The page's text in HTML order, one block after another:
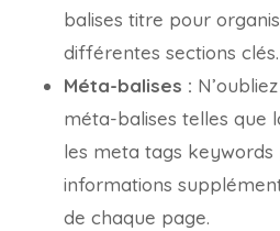
balises titre pour
différentes sections clés.
Méta-balises :
méta-balises telles que
les meta tags
informations
de chaque page.